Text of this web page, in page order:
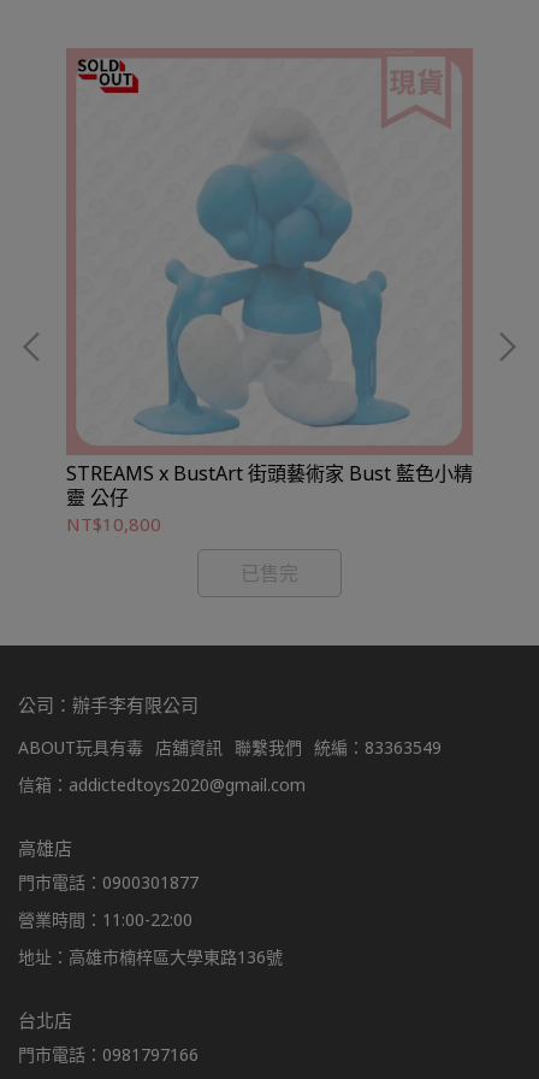
STREAMS x BustArt 街頭藝術家 Bust 藍色小精
靈 公仔
NT$10,800
已售完
公司：辦手李有限公司
ABOUT玩具有毒 店舖資訊 聯繫我們 統編：83363549
信箱：addictedtoys2020@gmail.com
高雄店
門市電話：0900301877
營業時間：11:00-22:00
地址：高雄市楠梓區大學東路136號
台北店
門市電話：0981797166